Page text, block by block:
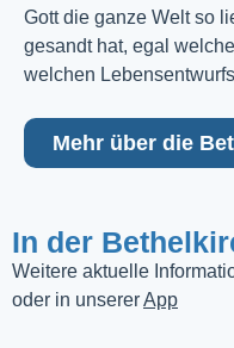
Gott die ganze Welt so
gesandt hat, egal
welchen
Mehr über die
In der
Weitere aktuelle
oder in unsererApp